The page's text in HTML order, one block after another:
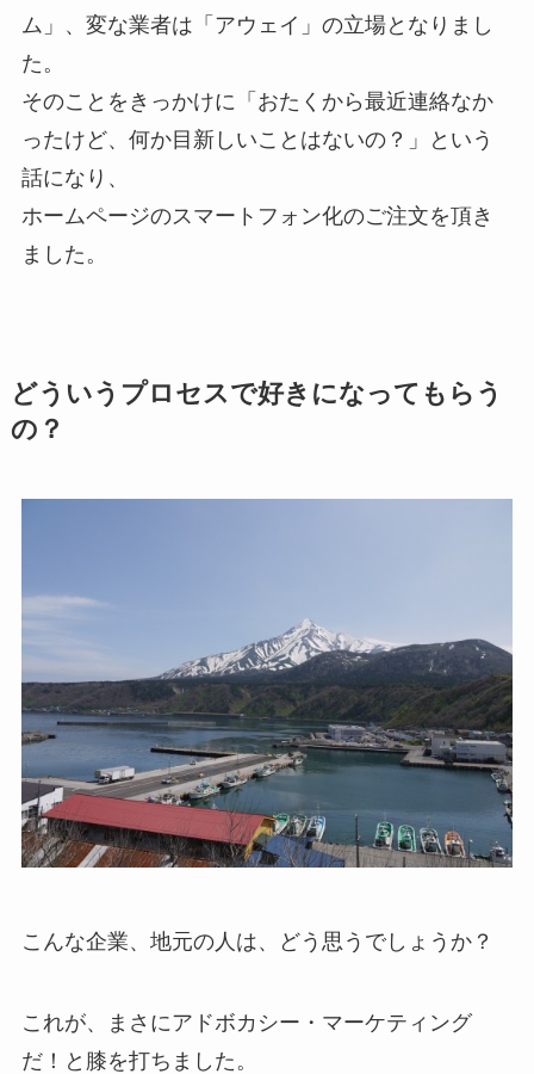
ム」、変な業者は「アウェイ」の立場となりまし
た。
そのことをきっかけに「おたくから最近連絡なか
ったけど、何か目新しいことはないの？」という
話になり、
ホームページのスマートフォン化のご注文を頂き
ました。
どういうプロセスで好きになってもらう
の？
こんな企業、地元の人は、どう思うでしょうか？
これが、まさにアドボカシー・マーケティング
だ！と膝を打ちました。